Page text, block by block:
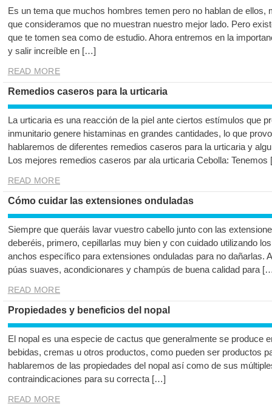
Es un tema que muchos hombres temen pero no hablan de
que consideramos que no muestran nuestro mejor lado. Pero
que te tomen sea como de estudio. Ahora entremos en la
y salir increíble en […]
READ MORE
Remedios caseros para la urticaria
La urticaria es una reacción de la piel ante ciertos estímulos que
inmunitario genere histaminas en grandes cantidades, lo que
hablaremos de diferentes remedios caseros para la urticaria y
Los mejores remedios caseros par ala urticaria Cebolla:
READ MORE
Cómo cuidar las extensiones onduladas
Siempre que queráis lavar vuestro cabello junto con las
deberéis, primero, cepillarlas muy bien y con cuidado utilizando
anchos específico para extensiones onduladas para no dañarlas.
púas suaves, acondicionares y champús de buena calidad para
READ MORE
Propiedades y beneficios del nopal
El nopal es una especie de cactus que generalmente se produce
bebidas, cremas u otros productos, como pueden ser productos
hablaremos de las propiedades del nopal así como de sus
contraindicaciones para su correcta […]
READ MORE